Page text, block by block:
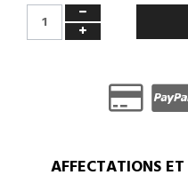
AFFECTATIONS